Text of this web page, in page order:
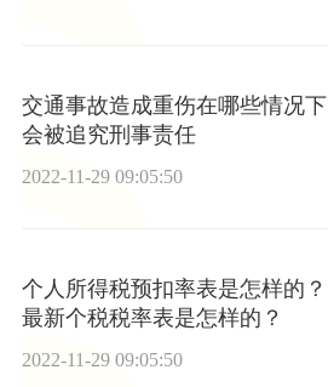
交通事故造成重伤在哪些情况下
会被追究刑事责任
2022-11-29 09:05:50
个人所得税预扣率表是怎样的？
最新个税税率表是怎样的？
2022-11-29 09:05:50